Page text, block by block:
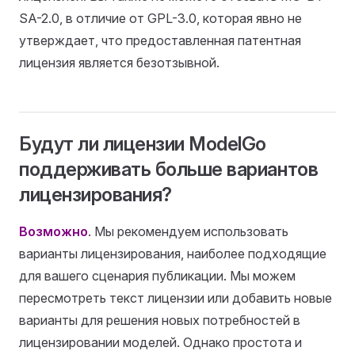
SA-2.0, в отличие от GPL-3.0, которая явно не
утверждает, что предоставленная патентная
лицензия является безотзывной.
Будут ли лицензии ModelGo
поддерживать больше вариантов
лицензирования?
Возможно. Мы рекомендуем использовать
варианты лицензирования, наиболее подходящие
для вашего сценария публикации. Мы можем
пересмотреть текст лицензии или добавить новые
варианты для решения новых потребностей в
лицензировании моделей. Однако простота и